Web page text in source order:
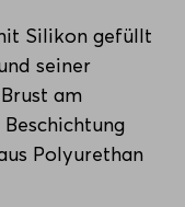
Silikon gefüllt
seiner
am
Polyurethan